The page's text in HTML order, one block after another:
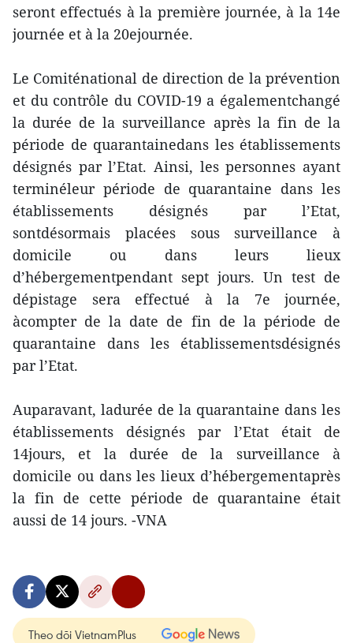
seront effectués à la première journée, à la 14e
journée et à la 20ejournée.
Le Comiténational de direction de la prévention
et du contrôle du COVID-19 a égalementchangé
la durée de la surveillance après la fin de la
période de quarantainedans les établissements
désignés par l’Etat. Ainsi, les personnes ayant
terminéleur période de quarantaine dans les
établissements désignés par l’Etat,
sontdésormais placées sous surveillance à
domicile ou dans leurs lieux
d’hébergementpendant sept jours. Un test de
dépistage sera effectué à la 7e journée,
àcompter de la date de fin de la période de
quarantaine dans les établissementsdésignés
par l’Etat.
Auparavant, ladurée de la quarantaine dans les
établissements désignés par l’Etat était de
14jours, et la durée de la surveillance à
domicile ou dans les lieux d’hébergementaprès
la fin de cette période de quarantaine était
aussi de 14 jours. -VNA
Theo dõi VietnamPlus